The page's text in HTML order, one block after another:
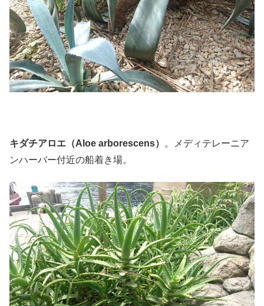
キダチアロエ（Aloe arborescens）
。メディテレーニア
ンハーバー付近の船着き場。